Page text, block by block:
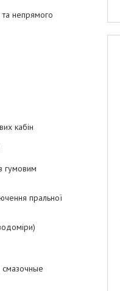
непрямого
кабін
гумовим
пральної
смазочные